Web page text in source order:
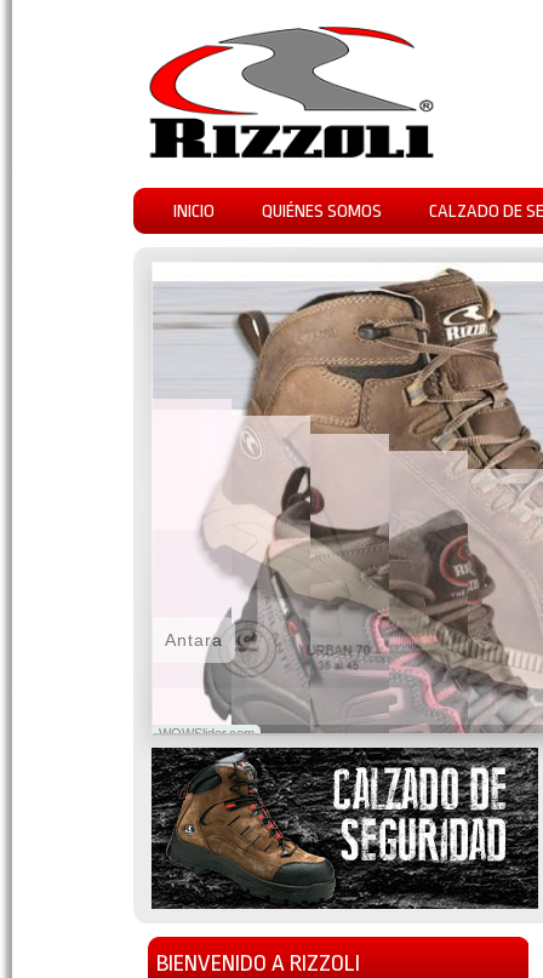
INICIO QUIÉNES SOMOS CALZADO DE
WOWSlider.com
Antara
BIENVENIDO A RIZZOLI